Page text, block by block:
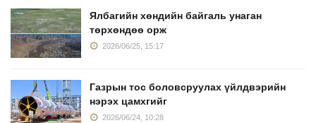
Ялбагийн хөндийн байгаль унаган
төрхөндөө орж
2026/06/25, 15:17
Газрын тос боловсруулах үйлдвэрийн
нэрэх цамхгийг
2026/06/24, 10:28